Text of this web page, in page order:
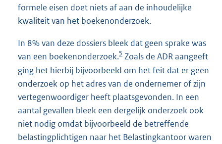
formele eisen doet niets af aan de inhoudelijke
kwaliteit van het boekenonderzoek.
In 8% van deze dossiers bleek dat geen sprake was
van een boekenonderzoek.5 Zoals de ADR aangeeft
ging het hierbij bijvoorbeeld om het feit dat er geen
onderzoek op het adres van de ondernemer of zijn
vertegenwoordiger heeft plaatsgevonden. In een
aantal gevallen bleek een dergelijk onderzoek ook
niet nodig omdat bijvoorbeeld de betreffende
belastingplichtigen naar het Belastingkantoor waren